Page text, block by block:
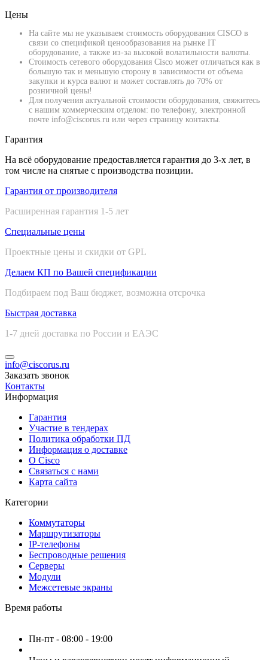
Цены
На сайте мы не указываем стоимость оборудования CISCO в
связи со спецификой ценообразования на рынке IT
оборудование, а также из-за высокой волатильности валюты.
Стоимость сетевого оборудования Cisco может отличаться как в
большую так и меньшую сторону в зависимости от объема
закупки и курса валют и может составлять до 70% от
розничной цены!
Для получения актуальной стоимости оборудования, свяжитесь
с нашим коммерческим отделом: по телефону, электронной
почте info@ciscorus.ru или через страницу контакты.
Гарантия
На всё оборудование предоставляется гарантия до 3-х лет, в
том числе на снятые с производства позиции.
Гарантия от производителя
Расширенная гарантия 1-5 лет
Специальные цены
Проектные цены и скидки от GPL
Делаем КП по Вашей спецификации
Подбираем под Ваш бюджет, возможна отсрочка
Быстрая доставка
1-7 дней доставка по России и ЕАЭС
info@ciscorus.ru
Заказать звонок
Контакты
Информация
Гарантия
Участие в тендерах
Политика обработки ПД
Информация о доставке
О Cisco
Связаться с нами
Карта сайта
Категории
Коммутаторы
Маршрутизаторы
IP-телефоны
Беспроводные решения
Серверы
Модули
Межсетевые экраны
Время работы
Пн-пт - 08:00 - 19:00